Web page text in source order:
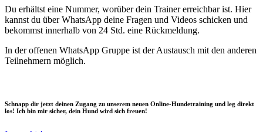
Du erhältst eine Nummer, worüber dein Trainer erreichbar ist. Hier
kannst du über WhatsApp deine Fragen und Videos schicken und
bekommst innerhalb von 24 Std. eine Rückmeldung.
In der offenen WhatsApp Gruppe ist der Austausch mit den anderen
Teilnehmern möglich.
Schnapp dir jetzt deinen Zugang zu unserem neuen Online-Hundetraining und leg direkt
los! Ich bin mir sicher, dein Hund wird sich freuen!